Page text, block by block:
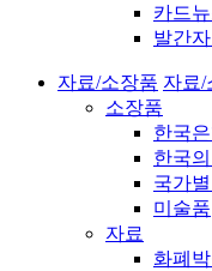
카드
발간
자료/소장품 자료/
소장품
한국
한국의
국가별
미술품
자료
화폐